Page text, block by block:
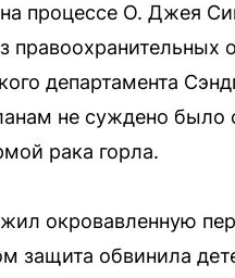
процессе О. Джея
правоохранительных
департамента
не суждено было
рака горла.
окровавленную
защита обвинила